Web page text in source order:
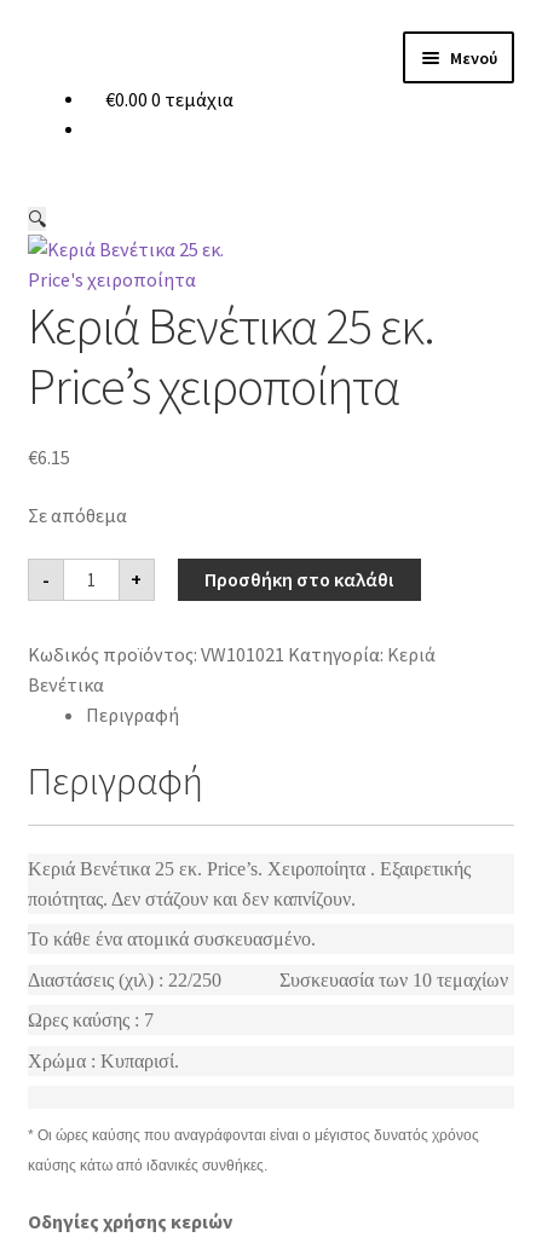
στην
πλοήγηση
περιεχόμενο
Μενού
Vila Hermanos
Κεριά
Κηροπήγια
Καύσιμη Πάστα
€0.00 0 τεμάχια
🔍
Κεριά Βενέτικα 25 εκ.
Price’s χειροποίητα
€6.15
Σε απόθεμα
-
Κεριά
Βενέτικα
25
Price's
χειροποίητα
ποσότητα
+ Προσθήκη στο καλάθι
Κωδικός προϊόντος: VW101021 Κατηγορία: Kεριά
Βενέτικα
Περιγραφή
Περιγραφή
Κεριά Βενέτικα 25 εκ. Price’s. Χειροποίητα . Εξαιρετικής
ποιότητας. Δεν στάζουν και δεν καπνίζουν.
Το κάθε ένα ατομικά συσκευασμένο.
Διαστάσεις (χιλ) : 22/250 Συσκευασία των 10 τεμαχίων
Ωρες καύσης : 7
Χρώμα : Κυπαρισί.
* Οι ώρες καύσης που αναγράφονται είναι ο μέγιστος δυνατός χρόνος
καύσης κάτω από ιδανικές συνθήκες.
Οδηγίες χρήσης κεριών